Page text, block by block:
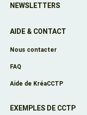
NEWSLETTERS
AIDE & CONTACT
Nous contacter
FAQ
Aide de KréaCCTP
EXEMPLES DE CCTP